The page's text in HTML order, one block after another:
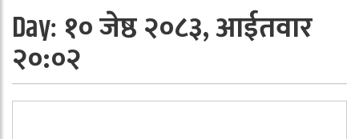
Day: १० जेष्ठ २०८३, आईतवार
२०:०२